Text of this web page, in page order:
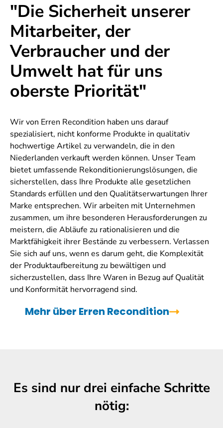
"Die Sicherheit unserer
Mitarbeiter, der
Verbraucher und der
Umwelt hat für uns
oberste Priorität"
Wir von Erren Recondition haben uns darauf
spezialisiert, nicht konforme Produkte in qualitativ
hochwertige Artikel zu verwandeln, die in den
Niederlanden verkauft werden können. Unser Team
bietet umfassende Rekonditionierungslösungen, die
sicherstellen, dass Ihre Produkte alle gesetzlichen
Standards erfüllen und den Qualitätserwartungen Ihrer
Marke entsprechen. Wir arbeiten mit Unternehmen
zusammen, um ihre besonderen Herausforderungen zu
meistern, die Abläufe zu rationalisieren und die
Marktfähigkeit ihrer Bestände zu verbessern. Verlassen
Sie sich auf uns, wenn es darum geht, die Komplexität
der Produktaufbereitung zu bewältigen und
sicherzustellen, dass Ihre Waren in Bezug auf Qualität
und Konformität hervorragend sind.
Mehr über Erren Recondition
Es sind nur drei einfache Schritte
nötig: